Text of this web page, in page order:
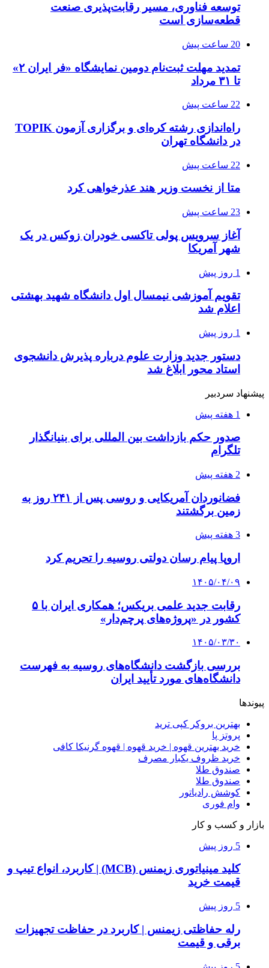
توسعه فناوری، مسیر رقابت‌پذیری صنعت
قطعه‌سازی است
20 ساعت پیش
تمدید مهلت ثبت‌نام دومین نمایشگاه «فر ایران ۲»
تا ۳۱ مرداد
22 ساعت پیش
راه‌اندازی رشته کره‌ای و برگزاری آزمون TOPIK
در دانشگاه تهران
22 ساعت پیش
متا از نخست وزیر هند عذرخواهی کرد
23 ساعت پیش
آغاز سرویس پولی تاکسی خودران زوکس در یک
شهر آمریکا
1 روز پیش
تقویم آموزشی نیمسال اول دانشگاه شهید بهشتی
اعلام شد
1 روز پیش
دستور جدید وزارت علوم درباره پذیرش دانشجوی
استاد محور ابلاغ شد
پیشنهاد سردبیر
1 هفته پیش
صدور حکم بازداشت بین المللی برای بنیانگذار
تلگرام
2 هفته پیش
فضانوردان آمریکایی و روسی پس از ۲۴۱ روز به
زمین برگشتند
3 هفته پیش
اروپا پیام رسان دولتی روسیه را تحریم کرد
۱۴۰۵/۰۴/۰۹
رقابت جدید علمی بریکس؛ همکاری ایران با ۵
کشور در «پروژه‌های پرچم‌دار»
۱۴۰۵/۰۳/۳۰
بررسی بازگشت دانشگاه‌های روسیه به فهرست
دانشگاه‌های مورد تأیید ایران
پیوندها
بهترین بروکر کپی ترید
پروتز پا
خرید بهترین قهوه | خرید قهوه | قهوه گرنیکا کافی
خرید ظروف یکبار مصرف
صندوق طلا
صندوق طلا
کوشش رادیاتور
وام فوری
بازار و کسب و کار
5 روز پیش
کلید مینیاتوری زیمنس (MCB) | کاربرد، انواع تیپ و
قیمت خرید
5 روز پیش
رله حفاظتی زیمنس | کاربرد در حفاظت تجهیزات
برقی و قیمت